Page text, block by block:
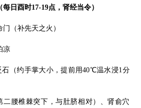
日酉时17-19点，肾经当令）
（补先天之火）
凉
石（约手掌大小，提前用40℃温水浸1分
二腰椎棘突下，与肚脐相对）、肾俞穴